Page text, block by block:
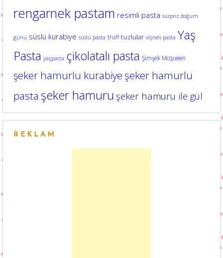
rengarnek pastam resimli pasta sürpriz doğum
günü süslü kurabiye süslü pasta truff tuzlular vişneli pasta Yaş
Pasta yaşpasta çikolatalı pasta Şimşek Mcqueen
şeker hamurlu kurabiye şeker hamurlu
pasta şeker hamuru şeker hamuru ile gül
REKLAM